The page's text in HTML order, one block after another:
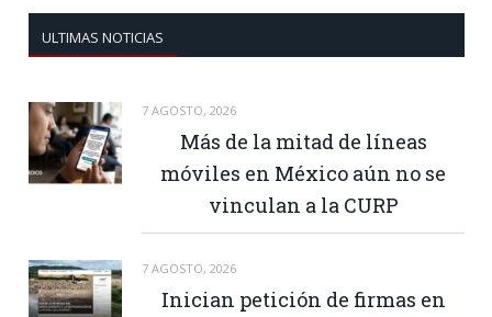
ULTIMAS NOTICIAS
7 AGOSTO, 2026
Más de la mitad de líneas
móviles en México aún no se
vinculan a la CURP
7 AGOSTO, 2026
Inician petición de firmas en